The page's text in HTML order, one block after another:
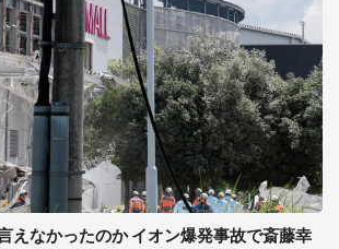
えなかったのか イオン爆発事故で斎藤幸